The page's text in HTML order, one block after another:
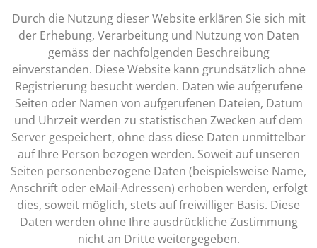
Durch die Nutzung dieser Website erklären Sie sich mit
der Erhebung, Verarbeitung und Nutzung von Daten
gemäss der nachfolgenden Beschreibung
einverstanden. Diese Website kann grundsätzlich ohne
Registrierung besucht werden. Daten wie aufgerufene
Seiten oder Namen von aufgerufenen Dateien, Datum
und Uhrzeit werden zu statistischen Zwecken auf dem
Server gespeichert, ohne dass diese Daten unmittelbar
auf Ihre Person bezogen werden. Soweit auf unseren
Seiten personenbezogene Daten (beispielsweise Name,
Anschrift oder eMail-Adressen) erhoben werden, erfolgt
dies, soweit möglich, stets auf freiwilliger Basis. Diese
Daten werden ohne Ihre ausdrückliche Zustimmung
nicht an Dritte weitergegeben.